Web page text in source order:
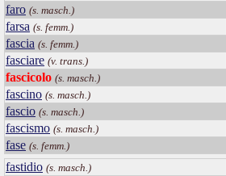
faro (s. masch.)
farsa (s. femm.)
fascia (s. femm.)
fasciare (v. trans.)
fascicolo (s. masch.)
fascino (s. masch.)
fascio (s. masch.)
fascismo (s. masch.)
fase (s. femm.)
fastidio (s. masch.)